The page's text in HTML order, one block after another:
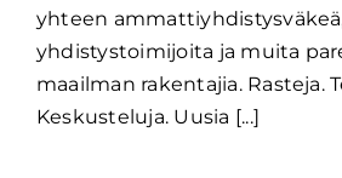
yhteen
yhdistystoimijoita ja muita
maailman rakentajia. Rasteja.
Keskusteluja. Uusia [...]